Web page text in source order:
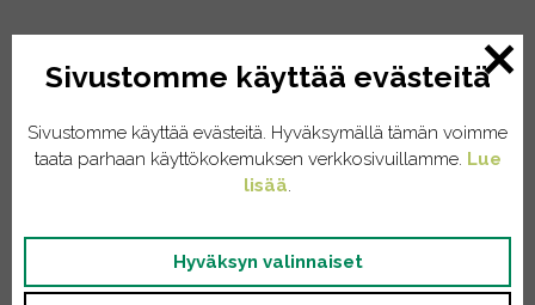
Hirssikeksit – hirssiä
jogurtilla ja aronialla,
150g
5,40€ sis. ALV
Loppu, kysy lisää!
Sivustomme käyttää evästeitä
Sivustomme käyttää evästeitä. Hyväksymällä tämän voimme
taata parhaan käyttökokemuksen verkkosivuillamme. Lue
lisää.
Hyväksyn valinnaiset